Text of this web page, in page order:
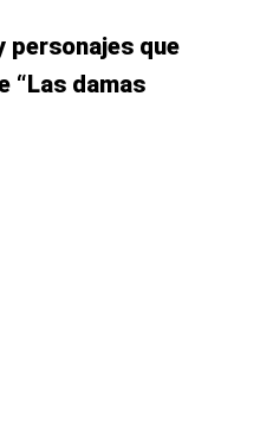
personajes que
“Las damas